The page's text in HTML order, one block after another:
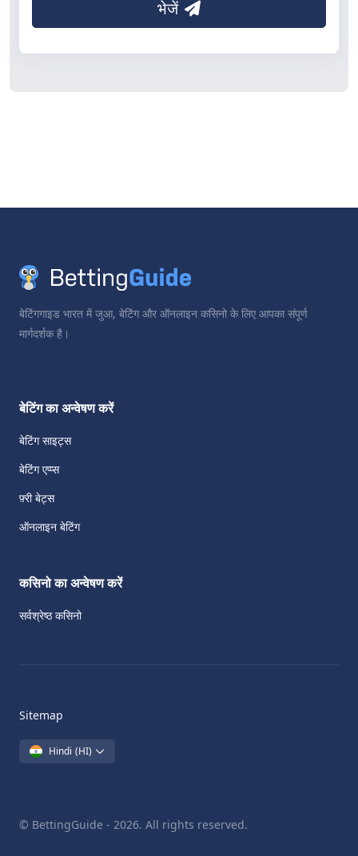
भेजें
बेटिंगगाइड भारत में जुआ, बेटिंग और ऑनलाइन कसिनो के लिए आपका संपूर्ण
मार्गदर्शक है।
बेटिंग का अन्वेषण करें
बेटिंग साइट्स
बेटिंग एप्प्स
फ़्री बेट्स
ऑनलाइन बेटिंग
कसिनो का अन्वेषण करें
सर्वश्रेष्ठ कसिनो
Sitemap
Hindi (HI)
© BettingGuide - 2026. All rights reserved.